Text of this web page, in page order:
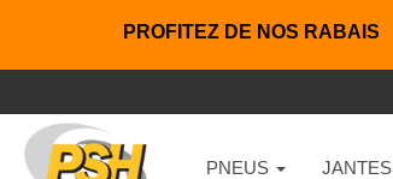
PROFITEZ DE NOS RABAIS
PNEUS JANTES